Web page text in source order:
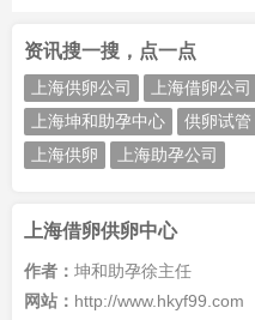
资讯搜一搜，点一点
上海供卵公司 上海借卵公司
上海坤和助孕中心
供卵试管
上海供卵
上海助孕公司
上海借卵供卵中心
作者： 坤和助孕徐主任
网站： http://www.hkyf99.com